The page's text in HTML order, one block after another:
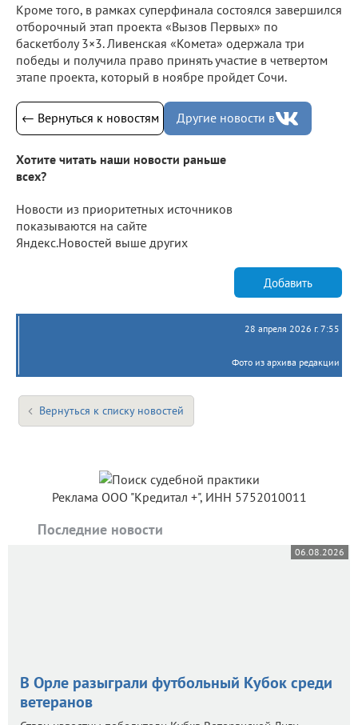
Кроме того, в рамках суперфинала состоялся завершился
отборочный этап проекта «Вызов Первых» по
баскетболу 3×3. Ливенская «Комета» одержала три
победы и получила право принять участие в четвертом
этапе проекта, который в ноябре пройдет Сочи.
← Вернуться к новостям Другие новости в
Хотите читать наши новости раньше
всех?
Новости из приоритетных источников
показываются на сайте
Яндекс.Новостей выше других
Добавить
28 апреля 2026 г. 7:55
Фото из архива редакции
Вернуться к списку новостей
Реклама ООО "Кредитал +", ИНН 5752010011
Последние новости
06.08.2026
В Орле разыграли футбольный Кубок среди
ветеранов